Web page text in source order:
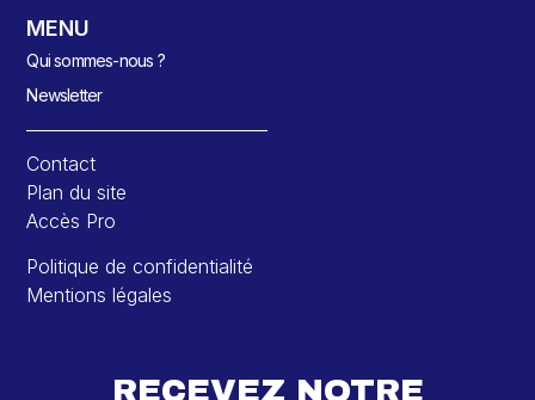
MENU
Qui sommes-nous ?
Newsletter
Contact
Plan du site
Accès Pro
Politique de confidentialité
Mentions légales
RECEVEZ NOTRE